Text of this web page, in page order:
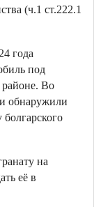
(ч.1 ст.222.1
года
под
Во
обнаружили
на
её в